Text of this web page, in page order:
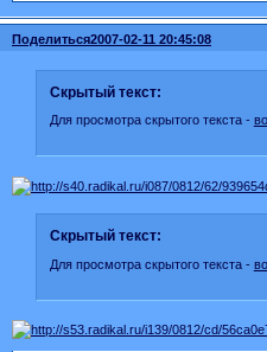
Поделиться2007-02-11 20:45:08
Скрытый текст:
Для просмотра скрытого текста -
Скрытый текст:
Для просмотра скрытого текста -